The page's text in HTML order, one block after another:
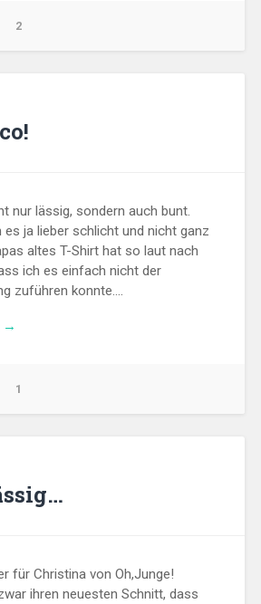
2
nur lässig, sondern auch bunt.
es ja lieber schlicht und nicht ganz
altes T-Shirt hat so laut nach
ich es einfach nicht der
zuführen konnte….
→
1
für Christina von Oh,Junge!
ihren neuesten Schnitt, dass